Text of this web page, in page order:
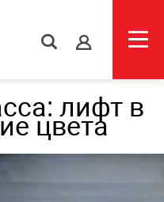
s
лифт в
цвета